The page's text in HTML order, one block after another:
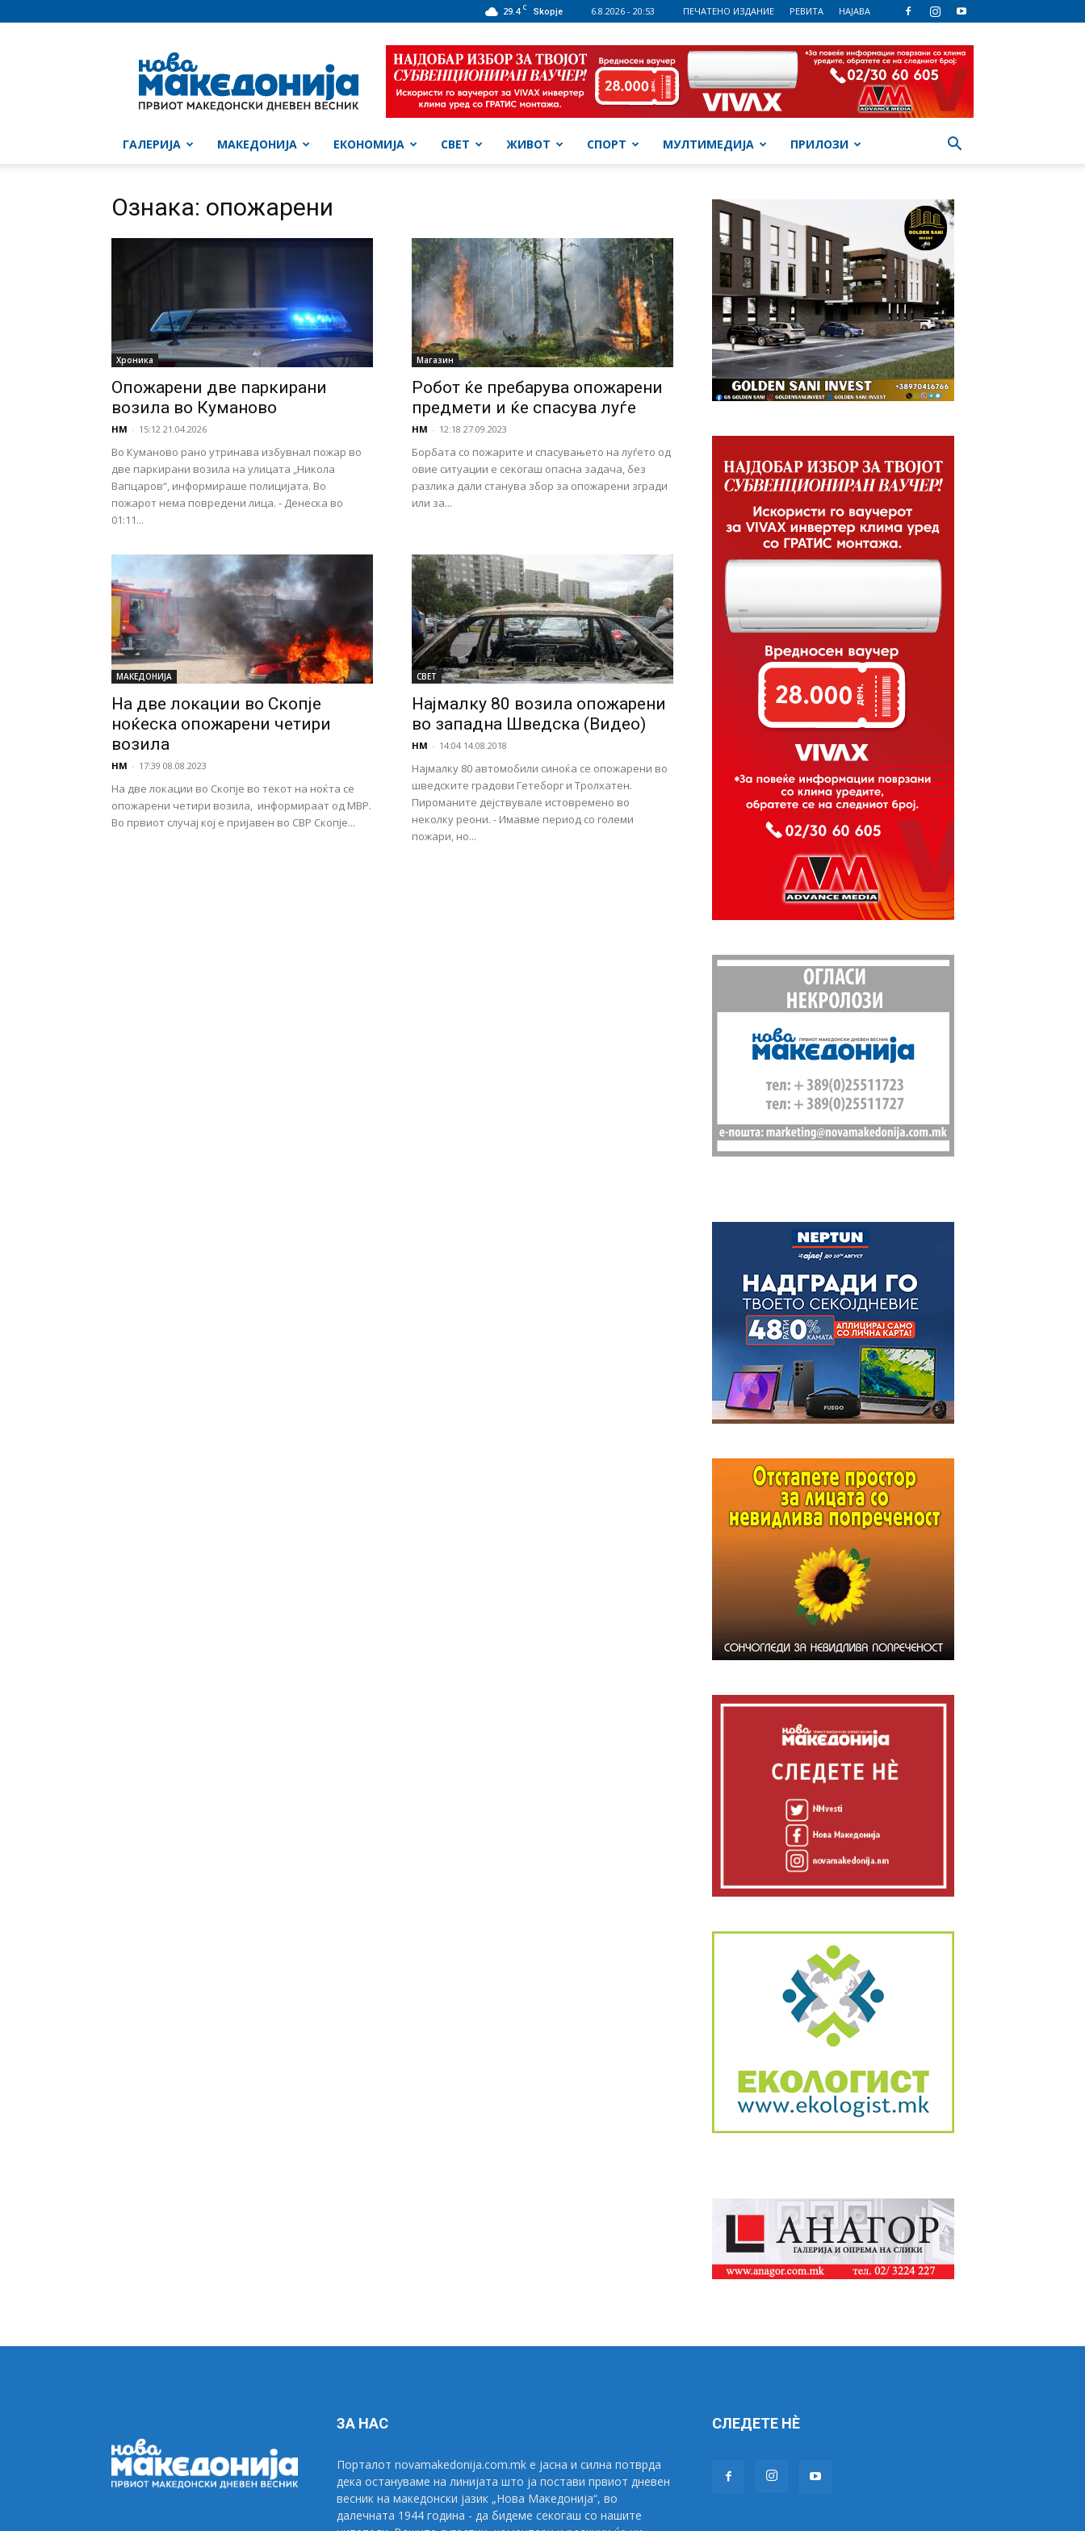
29.4 C Skopje 6.8.2026 - 20:53 ПЕЧАТЕНО ИЗДАНИЕ РЕВИТА НАЈАВА
Македонија
ГАЛЕРИЈА МАКЕДОНИЈА ЕКОНОМИЈА СВЕТ ЖИВОТ СПОРТ МУЛТИМЕДИЈА ПРИЛОЗИ
Ознака: опожарени
Хроника
Опожарени две паркирани
возила во Куманово
НМ - 15:12 21.04.2026
Во Куманово рано утринава избувнал пожар во
две паркирани возила на улицата „Никола
Вапцаров“, информираше полицијата. Во
пожарот нема повредени лица. - Денеска во
01:11...
Магазин
Робот ќе пребарува опожарени
предмети и ќе спасува луѓе
НМ - 12:18 27.09.2023
Борбата со пожарите и спасувањето на луѓето од
овие ситуации е секогаш опасна задача, без
разлика дали станува збор за опожарени згради
или за...
МАКЕДОНИЈА
На две локации во Скопје
ноќеска опожарени четири
возила
НМ - 17:39 08.08.2023
На две локации во Скопје во текот на ноќта се
опожарени четири возила, информираат од МВР.
Во првиот случај кој е пријавен во СВР Скопје...
СВЕТ
Најмалку 80 возила опожарени
во западна Шведска (Видео)
НМ - 14:04 14.08.2018
Најмалку 80 автомобили синоќа се опожарени во
шведските градови Гетеборг и Тролхатен.
Пироманите дејствувале истовремено во
неколку реони. - Имавме период со големи
пожари, но...
ЗА НАС
Порталот novamakedonija.com.mk е јасна и силна потврда
дека остануваме на линијата што ја постави првиот дневен
весник на македонски јазик „Нова Македонија“, во
далечната 1944 година - да бидеме секогаш со нашите
СЛЕДЕТЕ НÈ